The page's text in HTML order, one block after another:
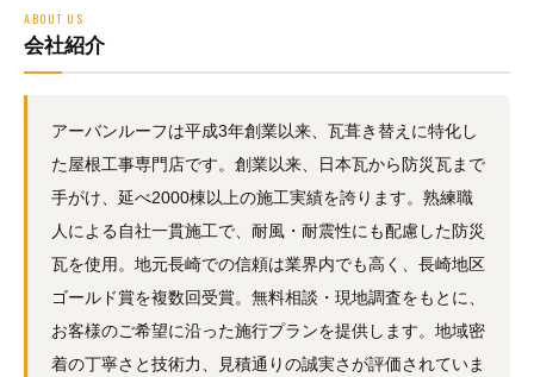
ABOUT US
会社紹介
アーバンルーフは平成3年創業以来、瓦葺き替えに特化し
た屋根工事専門店です。創業以来、日本瓦から防災瓦まで
手がけ、延べ2000棟以上の施工実績を誇ります。熟練職
人による自社一貫施工で、耐風・耐震性にも配慮した防災
瓦を使用。地元長崎での信頼は業界内でも高く、長崎地区
ゴールド賞を複数回受賞。無料相談・現地調査をもとに、
お客様のご希望に沿った施行プランを提供します。地域密
着の丁寧さと技術力、見積通りの誠実さが評価されていま